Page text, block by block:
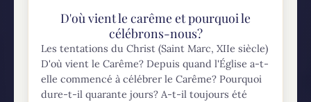
D'où vient le carême et pourquoi le
célébrons-nous?
Les tentations du Christ (Saint Marc, XIIe siècle)
D'où vient le Carême? Depuis quand l'Église a-t-
elle commencé à célébrer le Carême? Pourquoi
dure-t-il quarante jours? A-t-il toujours été